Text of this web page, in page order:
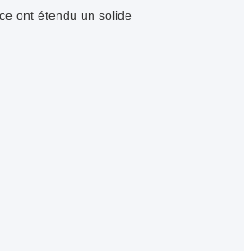
ont étendu un solide